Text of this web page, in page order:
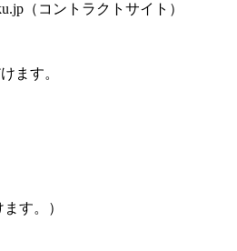
（コントラクトサイト）
ます。
す。）